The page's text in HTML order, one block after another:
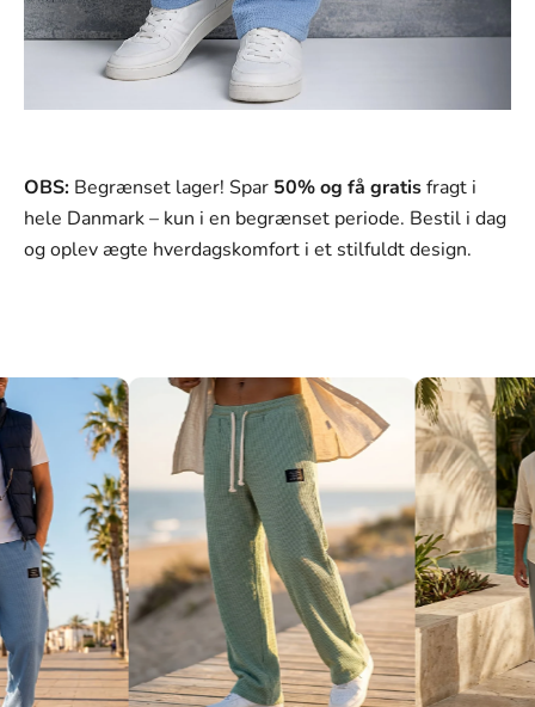
OBS: Begrænset lager! Spar 50% og få gratisfragt i
hele Danmark – kun i en begrænset periode. Bestil i dag
og oplev ægte hverdagskomfort i et stilfuldt design.